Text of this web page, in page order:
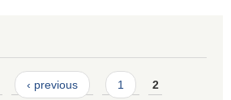
‹ previous 1 2